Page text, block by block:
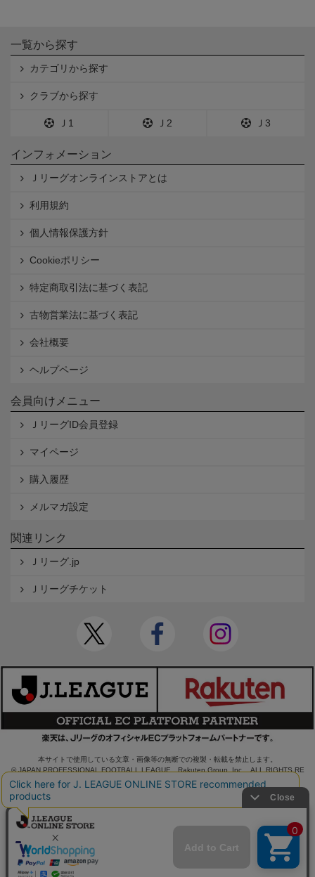
一覧から探す
カテゴリから探す
クラブから探す
Ｊ1 Ｊ2 Ｊ3
インフォメーション
Ｊリーグオンラインストアとは
利用規約
個人情報保護方針
Cookieポリシー
特定商取引法に基づく表記
古物営業法に基づく表記
会社概要
ヘルプページ
会員向けメニュー
ＪリーグID会員登録
マイページ
購入履歴
メルマガ設定
関連リンク
Ｊリーグ.jp
Ｊリーグチケット
本サイトで使用している文章・画像等の無断での複製・転載を禁止します。
© JAPAN PROFESSIONAL FOOTBALL LEAGUE Rakuten Group, Inc. ALL RIGHTS RE
SERVED.